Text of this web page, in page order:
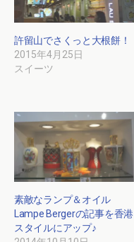
許留山でさくっと大根餅！
2015年4月25日
スイーツ
素敵なランプ＆オイル
Lampe Bergerの記事を香港
スタイルにアップ♪